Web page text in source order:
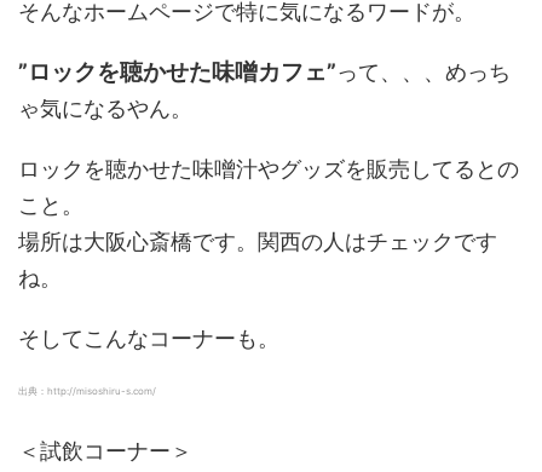
そんなホームページで特に気になるワードが。
”ロックを聴かせた味噌カフェ”って、、、めっち
ゃ気になるやん。
ロックを聴かせた味噌汁やグッズを販売してるとの
こと。
場所は大阪心斎橋です。関西の人はチェックです
ね。
そしてこんなコーナーも。
出典：http://misoshiru-s.com/
＜試飲コーナー＞